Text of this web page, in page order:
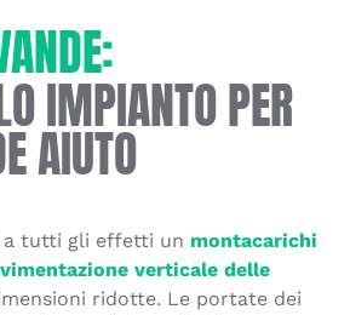
IMPIANTO PER
AIUTO
a tutti gli effetti un montacarichi
verticale delle
ridotte. Le portate dei